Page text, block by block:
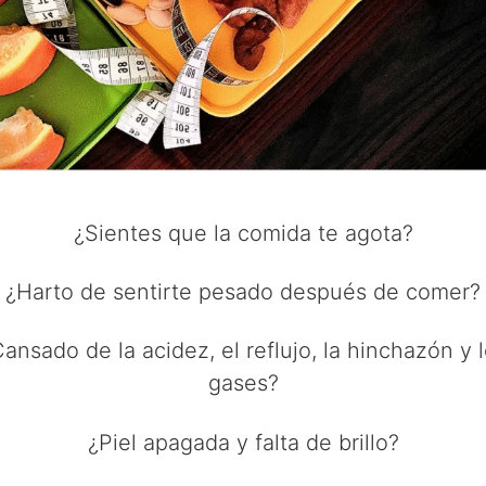
¿Sientes que la comida te agota?
¿Harto de sentirte pesado después de comer?
de la acidez, el reflujo, la hinchazón y
gases?
¿Piel apagada y falta de brillo?